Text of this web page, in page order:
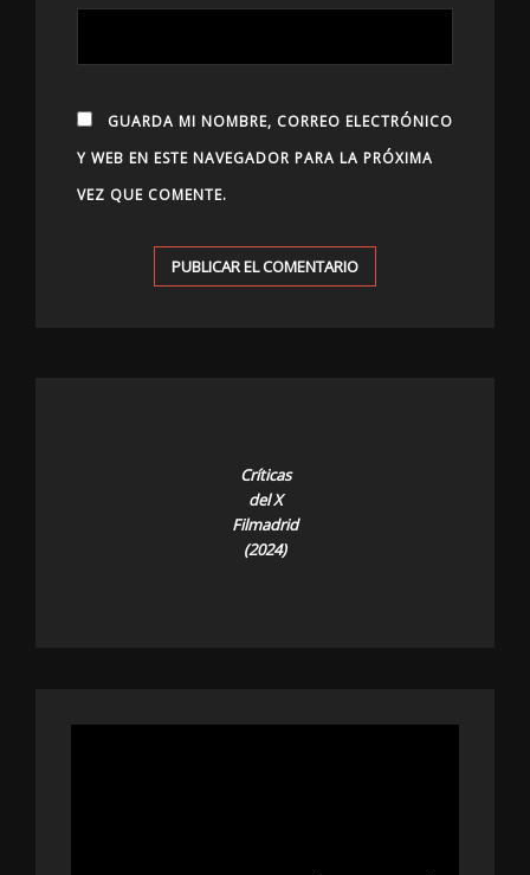
GUARDA MI NOMBRE, CORREO ELECTRÓNICO
Y WEB EN ESTE NAVEGADOR PARA LA PRÓXIMA
VEZ QUE COMENTE.
Críticas
del X
Filmadrid
(2024)